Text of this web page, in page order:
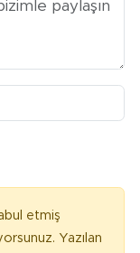
etmiş
Yazılan